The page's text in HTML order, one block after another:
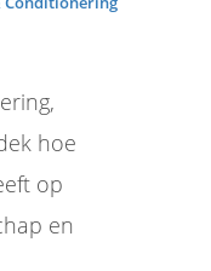
hoe
op
en